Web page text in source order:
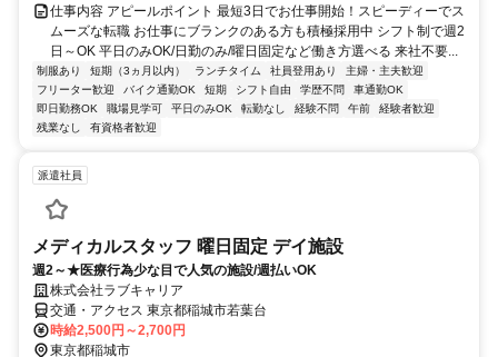
仕事内容 アピールポイント 最短3日でお仕事開始！スピーディーでス
ムーズな転職 お仕事にブランクのある方も積極採用中 シフト制で週2
日～OK 平日のみOK/日勤のみ/曜日固定など働き方選べる 来社不要...
制服あり 短期（3ヵ月以内） ランチタイム 社員登用あり
主婦・主夫歓迎
フリーター歓迎
バイク通勤OK 短期 シフト自由 学歴不問
車通勤OK
即日勤務OK
職場見学可 平日のみOK 転勤なし 経験不問 午前
経験者歓迎
残業なし
有資格者歓迎
派遣社員
メディカルスタッフ 曜日固定 デイ施設
週2～★医療行為少な目で人気の施設/週払いOK
株式会社ラブキャリア
交通・アクセス 東京都稲城市若葉台
時給2,500円～2,700円
東京都稲城市